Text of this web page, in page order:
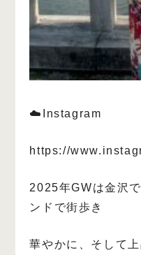
☁️Instagram
https://
2025年GWは金沢
ンドで街歩き
華やかに、そして